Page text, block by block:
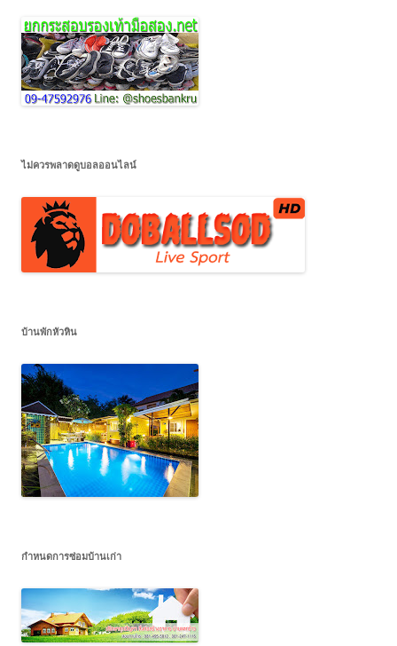
ไม่ควรพลาดดูบอลออนไลน์
บ้านพักหัวหิน
กำหนดการซ่อมบ้านเก่า